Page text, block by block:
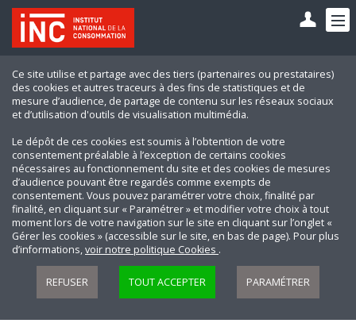
Ce site utilise et partage avec des tiers (partenaires ou prestataires)
des cookies et autres traceurs à des fins de statistiques et de
mesure d’audience, de partage de contenu sur les réseaux sociaux
et d’utilisation d'outils de visualisation multimédia.
Le dépôt de ces cookies est soumis à l’obtention de votre
consentement préalable à l’exception de certains cookies
nécessaires au fonctionnement du site et des cookies de mesures
d’audience pouvant être regardés comme exempts de
consentement. Vous pouvez paramétrer votre choix, finalité par
finalité, en cliquant sur « Paramétrer » et modifier votre choix à tout
moment lors de votre navigation sur le site en cliquant sur l’onglet «
Gérer les cookies » (accessible sur le site, en bas de page). Pour plus
d’informations,voir notre politique Cookies .
REFUSER TOUT ACCEPTER PARAMÉTRER